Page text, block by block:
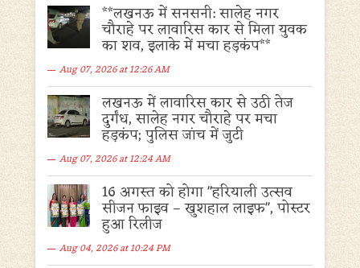
**लखनऊ में सनसनी: सालेह नगर
चौराहे पर लावारिस कार से मिला युवक
का शव, इलाके में मचा हड़कंप**
Aug 07, 2026 at 12:26 AM
लखनऊ में लावारिस कार से उठी तेज
दुर्गंध, सालेह नगर चौराहे पर मचा
हड़कंप; पुलिस जांच में जुटी
Aug 07, 2026 at 12:24 AM
16 अगस्त को होगा "हरियाली उत्सव
सीजन फाइव – खुशहाल लाइफ", पोस्टर
हुआ रिलीज
Aug 04, 2026 at 10:24 PM